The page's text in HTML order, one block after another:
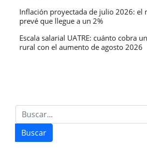
Inflación proyectada de julio 2026: el
prevé que llegue a un 2%
Escala salarial UATRE: cuánto cobra
rural con el aumento de agosto 2026
Buscar